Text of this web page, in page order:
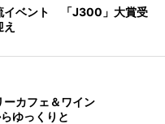
イベント 「J300」大賞受
カフェ＆ワイン
ゆっくりと